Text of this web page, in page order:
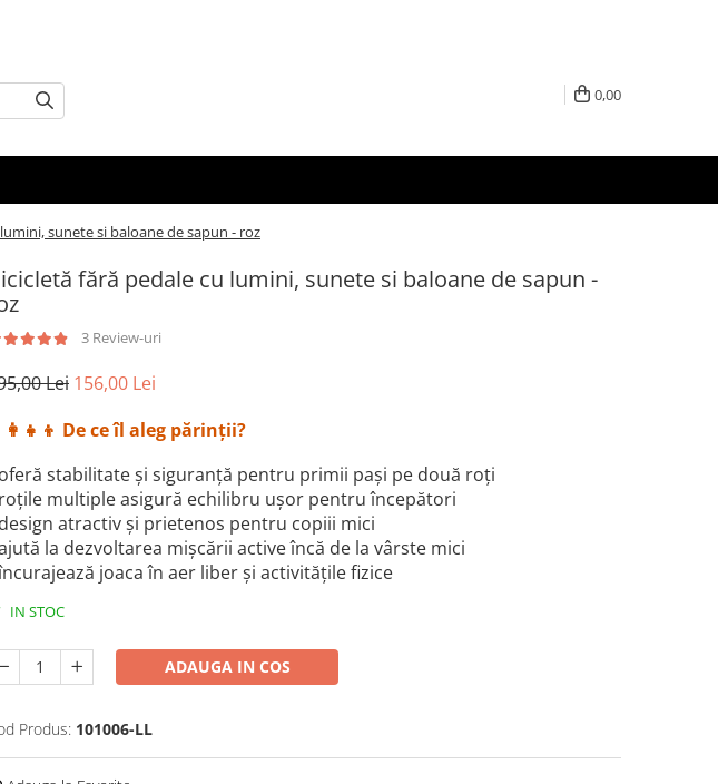
0,00
sunete si baloane de sapun - roz
fără pedale cu lumini, sunete si baloane de sapun -
3 Review-uri
Lei 156,00 Lei
De ce îl aleg părinții?
stabilitate și siguranță pentru primii pași pe două roți
multiple asigură echilibru ușor pentru începători
atractiv și prietenos pentru copiii mici
la dezvoltarea mișcării active încă de la vârste mici
joaca în aer liber și activitățile fizice
IN STOC
ADAUGA IN COS
Produs: 101006-LL